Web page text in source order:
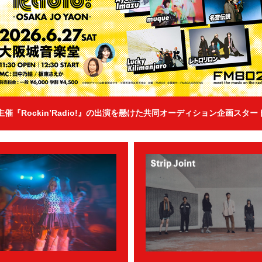
催『Rockin’Radio!』の出演を懸けた共同オーディション企画スター